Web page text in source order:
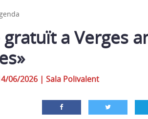
a Verges
06/2026 | Sala Polivalent